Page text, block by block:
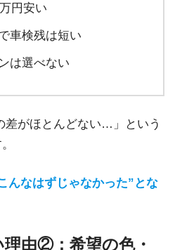
円安い
車検残は短い
は選べない
がほとんどない…」という
んなはずじゃなかった”とな
由②：希望の色・